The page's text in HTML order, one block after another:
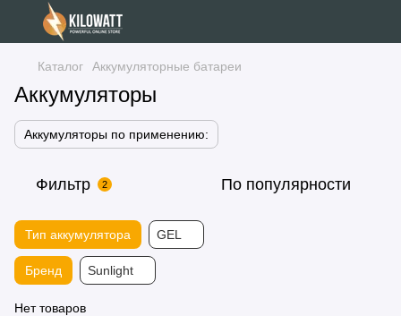
Каталог Аккумуляторные батареи
Аккумуляторы
Аккумуляторы по применению:
Фильтр 2 По популярности
Тип аккумулятора GEL
Бренд Sunlight
Нет товаров